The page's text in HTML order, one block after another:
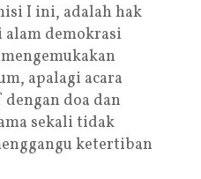
I ini, adalah hak
alam demokrasi
apalagi acara
doa dan
sekali tidak
ketertiban